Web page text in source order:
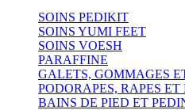
SOINS PEDIKIT
SOINS YUMI FEET
SOINS VOESH
PARAFFINE
GALETS, GOMMAGES
PODORAPES, RAPES ET
BAINS DE PIED ET